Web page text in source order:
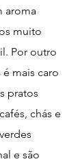
aroma
muito
Por outro
mais caro
pratos
chás e
e são